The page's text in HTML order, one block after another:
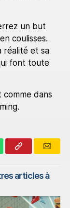
un but
coulisses.
réalité et sa
font toute
comme dans
articles à